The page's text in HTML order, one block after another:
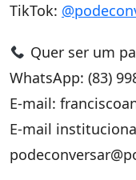
TikTok:
Quer ser um
WhatsApp: (83)
E-mail:
E-mail